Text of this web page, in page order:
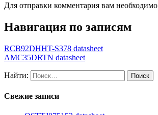
Для отправки комментария вам необходимо
Навигация по записям
RCB92DHHT-S378 datasheet
AMC35DRTN datasheet
Найти:
Свежие записи